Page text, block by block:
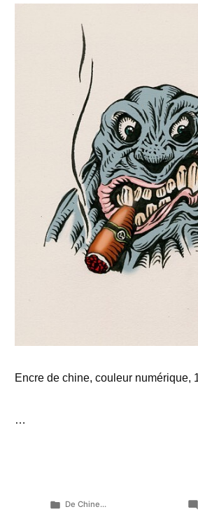
Encre de chine, couleur numérique,
…
Publié
De Chine...